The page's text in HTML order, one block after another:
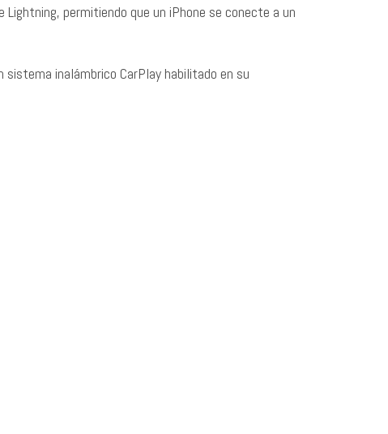
permitiendo que un iPhone se conecte a un
inalámbrico CarPlay habilitado en su